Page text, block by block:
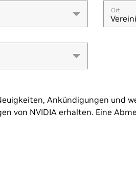
Ort
Ankündigungen und
von NVIDIA erhalten. Eine